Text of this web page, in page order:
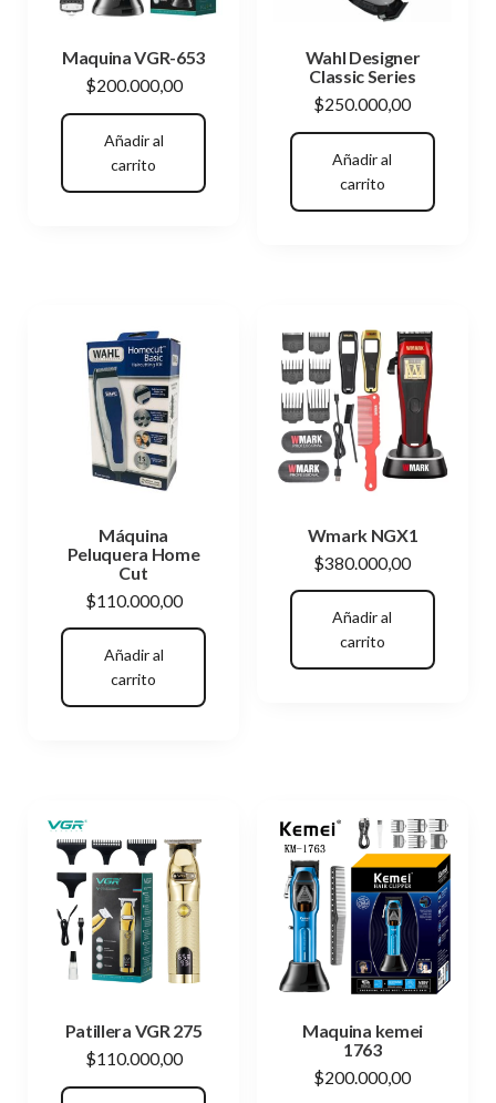
Maquina VGR-653
$200.000,00
Añadir al
carrito
Wahl Designer
Classic Series
$250.000,00
Añadir al
carrito
Máquina
Peluquera Home
Cut
$110.000,00
Añadir al
carrito
Wmark NGX1
$380.000,00
Añadir al
carrito
Patillera VGR 275
$110.000,00
Maquina kemei
1763
$200.000,00